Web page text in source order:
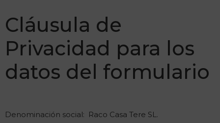
Cláusula de
Privacidad para los
datos del formulario
Denominación social: Raco Casa Tere SL.